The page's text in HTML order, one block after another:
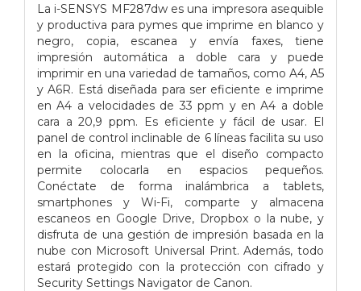
La i-SENSYS MF287dw es una impresora asequible
y productiva para pymes que imprime en blanco y
negro, copia, escanea y envía faxes, tiene
impresión automática a doble cara y puede
imprimir en una variedad de tamaños, como A4, A5
y A6R. Está diseñada para ser eficiente e imprime
en A4 a velocidades de 33 ppm y en A4 a doble
cara a 20,9 ppm. Es eficiente y fácil de usar. El
panel de control inclinable de 6 líneas facilita su uso
en la oficina, mientras que el diseño compacto
permite colocarla en espacios pequeños.
Conéctate de forma inalámbrica a tablets,
smartphones y Wi-Fi, comparte y almacena
escaneos en Google Drive, Dropbox o la nube, y
disfruta de una gestión de impresión basada en la
nube con Microsoft Universal Print. Además, todo
estará protegido con la protección con cifrado y
Security Settings Navigator de Canon.